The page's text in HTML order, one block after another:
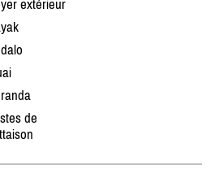
extérieur
de